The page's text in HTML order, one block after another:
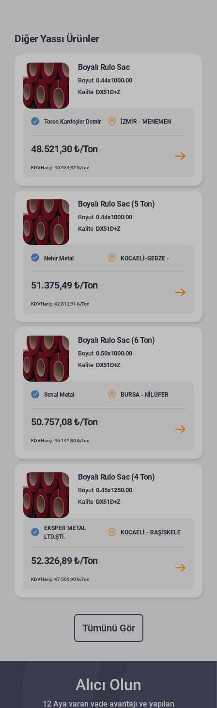
Diğer Yassı Ürünler
Boyalı Rulo Sac
Boyut 0.44x1000.00
Kalite DX51D+Z
Toros Kardeşler Demir İZMİR - MENEMEN
48.521,30 ₺/Ton
KDV Hariç: 40.434,42 ₺/Ton
Boyalı Rulo Sac (5 Ton)
Boyut 0.44x1000.00
Kalite DX51D+Z
Nehir Metal KOCAELİ-GEBZE -
51.375,49 ₺/Ton
KDV Hariç: 42.812,91 ₺/Ton
Boyalı Rulo Sac (6 Ton)
Boyut 0.50x1000.00
Kalite DX51D+Z
Senal Metal BURSA - NİLÜFER
50.757,08 ₺/Ton
KDV Hariç: 46.142,80 ₺/Ton
Boyalı Rulo Sac (4 Ton)
Boyut 0.45x1250.00
Kalite DX51D+Z
EKSPER METAL
LTD.ŞTİ.
KOCAELİ - BAŞİSKELE
52.326,89 ₺/Ton
KDV Hariç: 47.569,90 ₺/Ton
Tümünü Gör
Alıcı Olun
12 Aya varan vade avantajı ve yapılan